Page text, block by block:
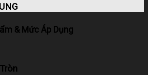
& Mức Áp Dụng